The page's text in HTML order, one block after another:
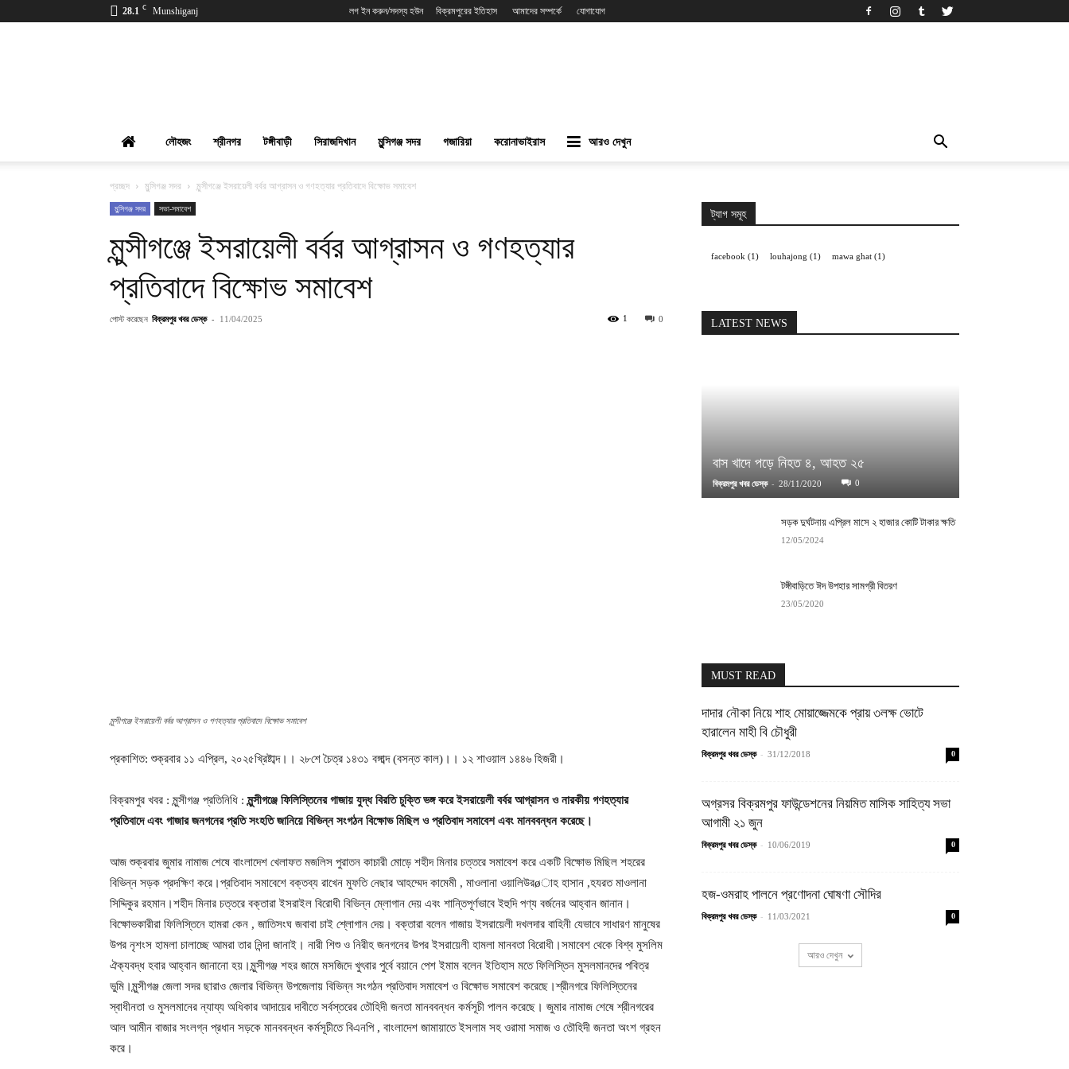
28.1 C Munshiganj লগ ইন করুন/সদস্য হউন বিক্রমপুরের ইতিহাস আমাদের সম্পর্কে যোগাযোগ
লৌহজং শ্রীনগর টঙ্গীবাড়ী সিরাজদিখান মুন্সিগঞ্জ সদর গজারিয়া করোনাভাইরাস আরও দেখুন
প্রচ্ছদ মুন্সিগঞ্জ সদর
মুন্সীগঞ্জে ইসরায়েলী বর্বর আগ্রাসন ও গণহত্যার প্রতিবাদে বিক্ষোভ সমাবেশ
মুন্সিগঞ্জ সদর
সভা-সমাবেশ
মুন্সীগঞ্জে ইসরায়েলী বর্বর আগ্রাসন ও গণহত্যার
প্রতিবাদে বিক্ষোভ সমাবেশ
পোস্ট করেছেন বিক্রমপুর খবর ডেস্ক - 11/04/2025 0
1
মুন্সীগঞ্জে ইসরায়েলী বর্বর আগ্রাসন ও গণহত্যার প্রতিবাদে বিক্ষোভ সমাবেশ
প্রকাশিত: শুক্রবার ১১ এপ্রিল, ২০২৫খ্রিষ্টাব্দ।। ২৮শে চৈত্র ১৪৩১ বঙ্গাব্দ (বসন্ত কাল)।। ১২ শাওয়াল ১৪৪৬ হিজরী।
বিক্রমপুর খবর : মুন্সীগঞ্জ প্রতিনিধি : মুন্সীগঞ্জে ফিলিস্তিনের গাজায় যুদ্ধ বিরতি চুক্তি ভঙ্গ করে ইসরায়েলী বর্বর আগ্রাসন ও নারকীয় গণহত্যার
প্রতিবাদে এবং গাজার জনগনের প্রতি সংহতি জানিয়ে বিভিন্ন সংগঠন বিক্ষোভ মিছিল ও প্রতিবাদ সমাবেশ এবং মানববন্ধন করেছে।
আজ শুক্রবার জুমার নামাজ শেষে বাংলাদেশ খেলাফত মজলিস পুরাতন কাচারী মোড়ে শহীদ মিনার চত্তরে সমাবেশ করে একটি বিক্ষোভ মিছিল শহরের
বিভিন্ন সড়ক প্রদক্ষিণ করে।প্রতিবাদ সমাবেশে বক্তব্য রাখেন মুফতি নেছার আহম্মেদ কামেমী , মাওলানা ওয়ালিউরøাহ হাসান ,হযরত মাওলানা
সিদ্দিকুর রহমান।শহীদ মিনার চত্তরে বক্তারা ইসরাইল বিরোধী বিভিন্ন ম্লোগান দেয় এবং শান্তিপূর্ণভাবে ইহুদি পণ্য বর্জনের আহ্বান জানান।
বিক্ষোভকারীরা ফিলিস্তিনে হামরা কেন , জাতিসংঘ জবাবা চাই শ্লোগান দেয়। বক্তারা বলেন গাজায় ইসরায়েলী দখলদার বাহিনী যেভাবে সাধারণ মানুষের
উপর নৃশংস হামলা চালাচ্ছে আমরা তার নিন্দা জানাই। নারী শিশু ও নিরীহ জনগনের উপর ইসরায়েলী হামলা মানবতা বিরোধী।সমাবেশ থেকে বিশ্ব মুসলিম
ঐক্যবদ্ধ হবার আহ্বান জানানো হয়।মুন্সীগঞ্জ শহর জামে মসজিদে খুৎবার পুর্বে বয়ানে পেশ ইমাম বলেন ইতিহাস মতে ফিলিস্তিন মুসলমানদের পবিত্র
ভুমি।মুন্সীগঞ্জ জেলা সদর ছারাও জেলার বিভিন্ন উপজেলায় বিভিন্ন সংগঠন প্রতিবাদ সমাবেশ ও বিক্ষোভ সমাবেশ করেছে।শ্রীনগরে ফিলিস্তিনের
স্বাধীনতা ও মুসলমানের ন্যায্য অধিকার আদায়ের দাবীতে সর্বস্তরের তৌহিদী জনতা মানববন্ধন কর্মসূচী পালন করেছে। জুমার নামাজ শেষে শ্রীনগরের
আল আমীন বাজার সংলগ্ন প্রধান সড়কে মানববন্ধন কর্মসূচীতে বিএনপি , বাংলাদেশ জামায়াতে ইসলাম সহ ওরামা সমাজ ও তৌহিদী জনতা অংশ গ্রহন
করে।
ট্যাগ সমূহ
facebook (1) louhajong (1) mawa ghat (1)
LATEST NEWS
বাস খাদে পড়ে নিহত ৪, আহত ২৫
বিক্রমপুর খবর ডেস্ক - 28/11/2020 0
সড়ক দুর্ঘটনায় এপ্রিল মাসে ২ হাজার কোটি টাকার ক্ষতি
12/05/2024
টঙ্গীবাড়িতে ঈদ উপহার সামগ্রী বিতরণ
23/05/2020
MUST READ
দাদার নৌকা নিয়ে শাহ মোয়াজ্জেমকে প্রায় ৩লক্ষ ভোটে
হারালেন মাহী বি চৌধুরী
বিক্রমপুর খবর ডেস্ক - 31/12/2018 0
অগ্রসর বিক্রমপুর ফাউন্ডেশনের নিয়মিত মাসিক সাহিত্য সভা
আগামী ২১ জুন
বিক্রমপুর খবর ডেস্ক - 10/06/2019 0
হজ-ওমরাহ পালনে প্রণোদনা ঘোষণা সৌদির
বিক্রমপুর খবর ডেস্ক - 11/03/2021 0
আরও দেখুন